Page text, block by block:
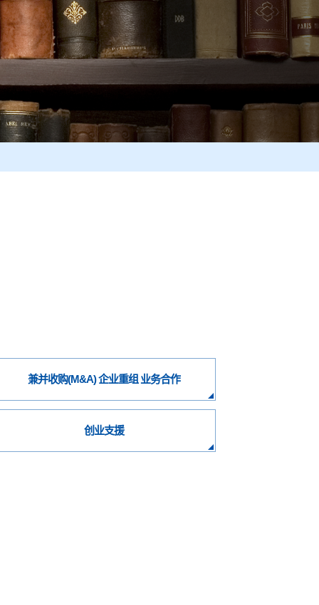
兼并收购(M&A) 企业重组 业务合作
创业支援